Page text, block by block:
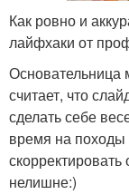
Как ровно и
лайфхаки от
Основательница
считает, что
сделать себе
время на
нелишне:)